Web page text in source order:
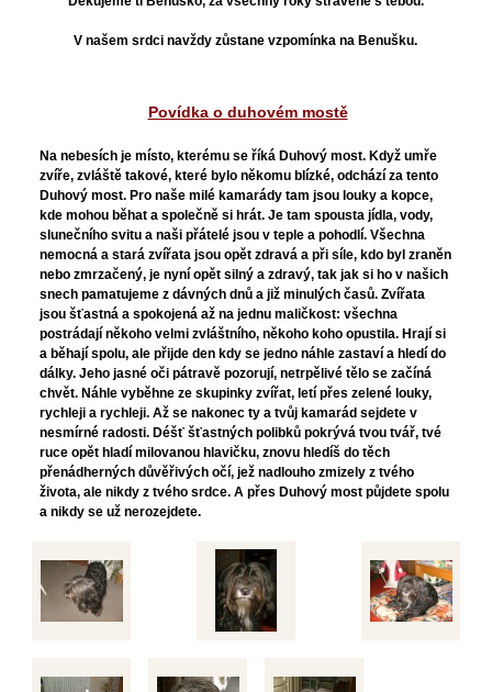
V našem srdci navždy zůstane vzpomínka na Benušku.
Povídka o duhovém mostě
Na nebesích je místo, kterému se říká Duhový most. Když umře
zvíře, zvláště takové, které bylo někomu blízké, odchází za tento
Duhový most. Pro naše milé kamarády tam jsou louky a kopce,
kde mohou běhat a společně si hrát. Je tam spousta jídla, vody,
slunečního svitu a naši přátelé jsou v teple a pohodlí. Všechna
nemocná a stará zvířata jsou opět zdravá a při síle, kdo byl zraněn
nebo zmrzačený, je nyní opět silný a zdravý, tak jak si ho v našich
snech pamatujeme z dávných dnů a již minulých časů. Zvířata
jsou šťastná a spokojená až na jednu maličkost: všechna
postrádají někoho velmi zvláštního, někoho koho opustila. Hrají si
a běhají spolu, ale přijde den kdy se jedno náhle zastaví a hledí do
dálky. Jeho jasné oči pátravě pozorují, netrpělivé tělo se začíná
chvět. Náhle vyběhne ze skupinky zvířat, letí přes zelené louky,
rychleji a rychleji. Až se nakonec ty a tvůj kamarád sejdete v
nesmírné radosti. Déšť šťastných polibků pokrývá tvou tvář, tvé
ruce opět hladí milovanou hlavičku, znovu hledíš do těch
přenádherných důvěřivých očí, jež nadlouho zmizely z tvého
života, ale nikdy z tvého srdce. A přes Duhový most půjdete spolu
a nikdy se už nerozejdete.